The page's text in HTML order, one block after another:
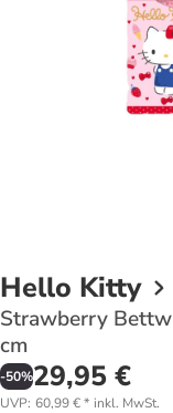
Hello Kitty
Strawberry
cm
-50%29,95 €
UVP: 60,99 €* inkl. MwSt.